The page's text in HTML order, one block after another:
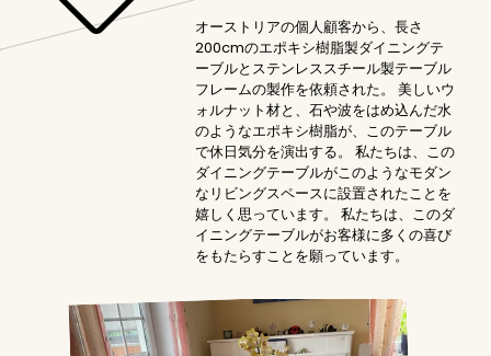
オーストリアの個人顧客から、長さ
200cmのエポキシ樹脂製ダイニングテ
ーブルとステンレススチール製テーブル
フレームの製作を依頼された。 美しいウ
ォルナット材と、石や波をはめ込んだ水
のようなエポキシ樹脂が、このテーブル
で休日気分を演出する。 私たちは、この
ダイニングテーブルがこのようなモダン
なリビングスペースに設置されたことを
嬉しく思っています。 私たちは、このダ
イニングテーブルがお客様に多くの喜び
をもたらすことを願っています。